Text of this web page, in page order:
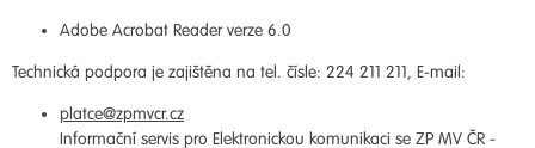
Adobe Acrobat Reader verze 6.0
Technická podpora je zajištěna na tel. čísle: 224 211 211, E-mail:
platce@zpmvcr.cz
Informační servis pro Elektronickou komunikaci se ZP MV ČR -